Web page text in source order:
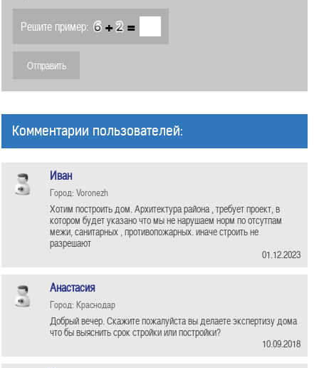
Решите пример: + =
Комментарии пользователей:
Иван
Город: Voronezh
Хотим построить дом. Архитектура района , требует проект, в
котором будет указано что мы не нарушаем норм по отсутпам
межи, санитарных , противопожарных. иначе строить не
разрешают
01.12.2023
Анастасия
Город: Краснодар
Добрый вечер. Скажите пожалуйста вы делаете экспертизу дома
что бы выяснить срок стройки или постройки?
10.09.2018